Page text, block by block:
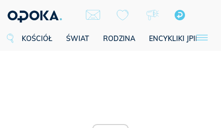
KOŚCIÓŁ ŚWIAT RODZINA ENCYKLIKI JPII